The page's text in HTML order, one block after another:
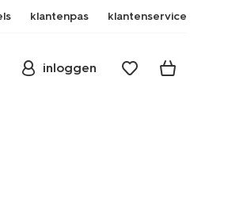
klantenpas klantenservice
inloggen